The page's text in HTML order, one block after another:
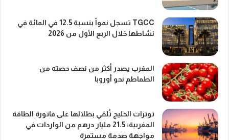
TGCC تسجل نمواً بنسبة 12.5 في المائة في
نشاطها خلال الربع الأول من 2026
المغرب يصدر أكثر من نصف حصته من
الطماطم نحو أوروبا
توترات الخليج تُلقي بظلالها على فاتورة الطاقة
المغربية: 21.5 مليار درهم من الواردات في
مواجهة صدمة مستمرة